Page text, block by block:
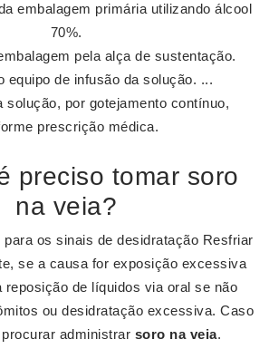
embalagem primária utilizando álcool
70%.
pela alça de sustentação.
equipo de infusão da solução. ...
solução, por gotejamento contínuo,
prescrição médica.
preciso tomar soro
na veia?
para os sinais de desidratação Resfriar
se a causa for exposição excessiva
reposição de líquidos via oral se não
ou desidratação excessiva. Caso
administrar soro na veia.